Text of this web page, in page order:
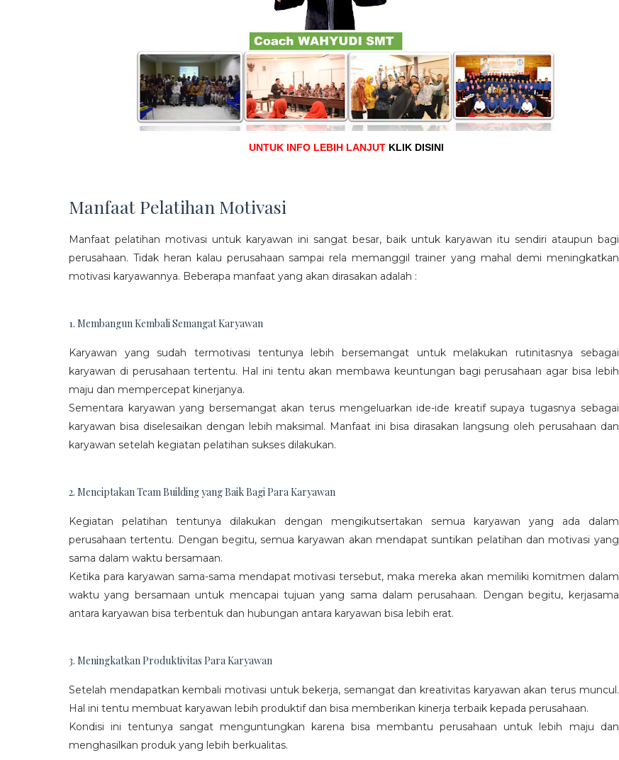
UNTUK INFO LEBIH LANJUT KLIK DISINI
Manfaat Pelatihan Motivasi
Manfaat pelatihan motivasi untuk karyawan ini sangat besar, baik untuk karyawan itu sendiri ataupun bagi
perusahaan. Tidak heran kalau perusahaan sampai rela memanggil trainer yang mahal demi meningkatkan
motivasi karyawannya. Beberapa manfaat yang akan dirasakan adalah :
1. Membangun Kembali Semangat Karyawan
Karyawan yang sudah termotivasi tentunya lebih bersemangat untuk melakukan rutinitasnya sebagai
karyawan di perusahaan tertentu. Hal ini tentu akan membawa keuntungan bagi perusahaan agar bisa lebih
maju dan mempercepat kinerjanya.
Sementara karyawan yang bersemangat akan terus mengeluarkan ide-ide kreatif supaya tugasnya sebagai
karyawan bisa diselesaikan dengan lebih maksimal. Manfaat ini bisa dirasakan langsung oleh perusahaan dan
karyawan setelah kegiatan pelatihan sukses dilakukan.
2. Menciptakan Team Building yang Baik Bagi Para Karyawan
Kegiatan pelatihan tentunya dilakukan dengan mengikutsertakan semua karyawan yang ada dalam
perusahaan tertentu. Dengan begitu, semua karyawan akan mendapat suntikan pelatihan dan motivasi yang
sama dalam waktu bersamaan.
Ketika para karyawan sama-sama mendapat motivasi tersebut, maka mereka akan memiliki komitmen dalam
waktu yang bersamaan untuk mencapai tujuan yang sama dalam perusahaan. Dengan begitu, kerjasama
antara karyawan bisa terbentuk dan hubungan antara karyawan bisa lebih erat.
3. Meningkatkan Produktivitas Para Karyawan
Setelah mendapatkan kembali motivasi untuk bekerja, semangat dan kreativitas karyawan akan terus muncul.
Hal ini tentu membuat karyawan lebih produktif dan bisa memberikan kinerja terbaik kepada perusahaan.
Kondisi ini tentunya sangat menguntungkan karena bisa membantu perusahaan untuk lebih maju dan
menghasilkan produk yang lebih berkualitas.